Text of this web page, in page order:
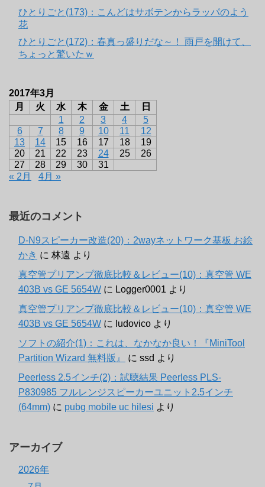
ひとりごと(173)：こんどはサボテンからラッパのよう
花
ひとりごと(172)：春真っ盛りだな～！ 雨戸を開けて、
ちょっと驚いたｗ
2017年3月
月
火 水 木 金 土
日
1
2 3 4
5
6
7 8 9 10 11
12
13
14 15 16 17 18
19
20
21 22 23 24 25
26
27
28 29 30
31
« 2月
4月 »
最近のコメント
D-N9スピーカー改造(20)：2wayネットワーク基板 お絵
かき に 林遠 より
真空管プリアンプ徹底比較＆レビュー(10)：真空管 WE
403B vs GE 5654W に Logger0001 より
真空管プリアンプ徹底比較＆レビュー(10)：真空管 WE
403B vs GE 5654W に ludovico より
ソフトの紹介(1)：これは、なかなか良い！『MiniTool
Partition Wizard 無料版』
に ssd より
Peerless 2.5インチ(2)：試聴結果 Peerless PLS-
P830985 フルレンジスピーカーユニット2.5インチ
(64mm) に pubg mobile uc hilesi より
アーカイブ
2026年